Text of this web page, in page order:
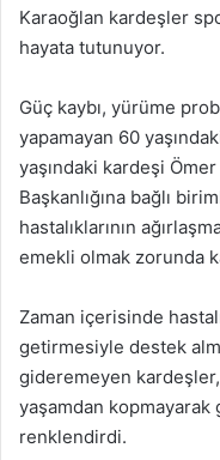
Karaoğlan kardeşler
hayata tutunuyor.
Güç kaybı, yürüme
yapamayan 60
yaşındaki kardeşi
Başkanlığına bağlı
hastalıklarının
emekli olmak zorunda
Zaman içerisinde
getirmesiyle destek
gideremeyen
yaşamdan
renklendirdi.